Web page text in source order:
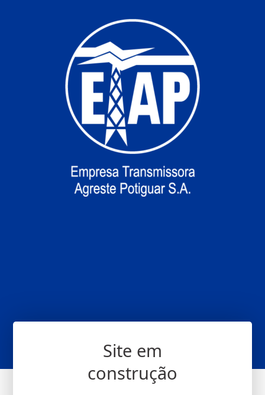
Site em
construção